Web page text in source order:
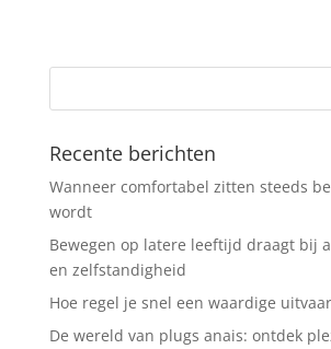
Recente berichten
Wanneer comfortabel zitten steeds
wordt
Bewegen op latere leeftijd draagt bij
en zelfstandigheid
Hoe regel je snel een waardige
De wereld van plugs anais: ontdek